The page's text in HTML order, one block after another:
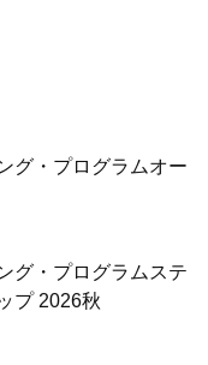
グ・プログラムオー
グ・プログラムステ
プ 2026秋